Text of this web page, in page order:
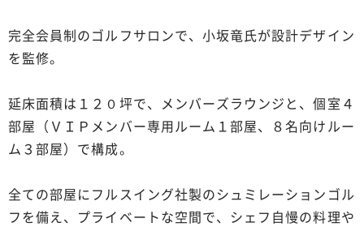
完全会員制のゴルフサロンで、小坂竜氏が設計デザイン
を監修。
延床面積は１２０坪で、メンバーズラウンジと、個室４
部屋（ＶＩＰメンバー専用ルーム１部屋、８名向けルー
ム３部屋）で構成。
全ての部屋にフルスイング社製のシュミレーションゴル
フを備え、プライベートな空間で、シェフ自慢の料理や